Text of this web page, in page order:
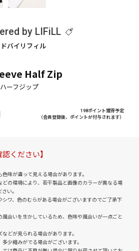
by LIFiLL
Half Zip
198ポイント獲得予定
（会員登録後、ポイントが付与されます）
ください】
味が違って見える場合があります。
どの環境により、若干製品と画像のカラーが異なる場
い。
ワ、色のむらがある場合がございますのでご了承下
合いを生かしているため、色味や風合いが一点ごと
どが見られる場合があります。
少縮みがでる場合がございます。